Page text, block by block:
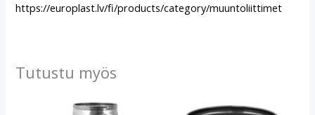
https://europlast.lv/fi/products/category/muuntoliittimet
Tutustu myös